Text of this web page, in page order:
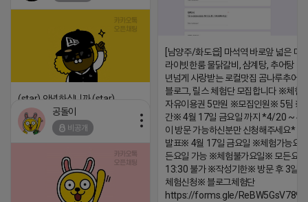
[남양주/화도읍] 마석역 바로앞 넓은 매
라이빗한룸 물닭갈비, 삼계탕, 추어탕 맛
년넘게 사랑받는 로컬맛집 곰나루추어
블로그, 릴스 체험단 모집합니다 ※체험
자유이용권 5만원 ※모집인원※ 5팀 ※
간※ 4월 17일 금요일 까지 *4/20 ~ 4/
이 방문 가능하신분만 신청해주세요* ※
발표※ 4월 17일 금요일 ※체험가능요
든요일 가능 ※체험불가요일※ 모든요
13:30 불가 ※작성기한※ 방문 후 3일
체험신청※ 블로그체험단
https://forms.gle/
(star) 안녕하십니까 (star)
2026-04-18 17:12
공돌이
비공개